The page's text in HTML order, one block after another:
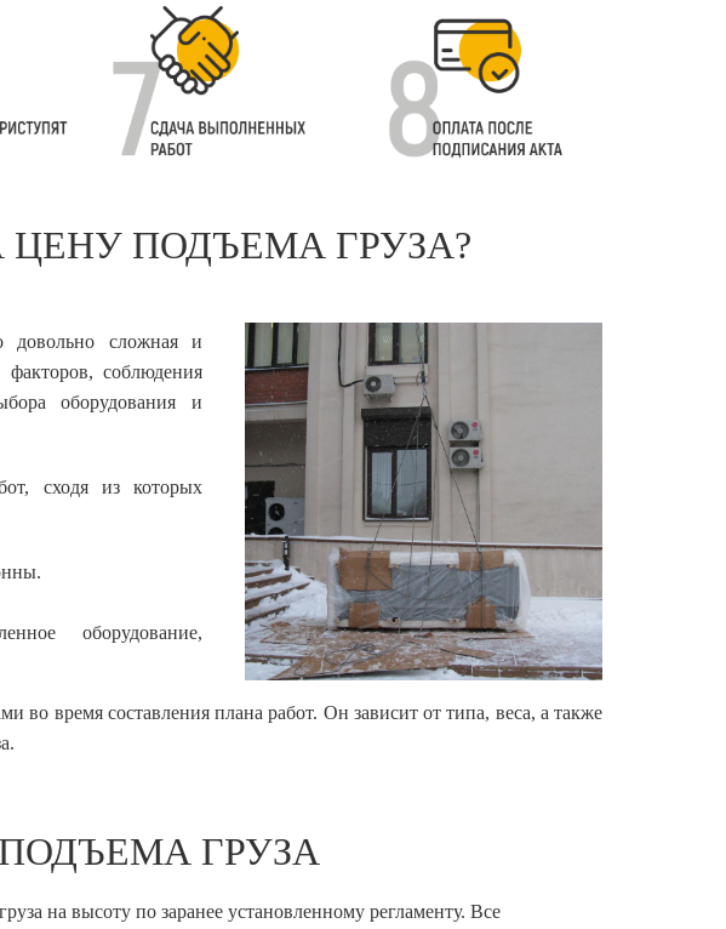
ПОДЪЕМА ГРУЗА?
сложная и
факторов, соблюдения
оборудования и
сходя из которых
оборудование,
во время составления плана работ. Он зависит от типа, веса, а также
ГРУЗА
на высоту по заранее установленному регламенту. Все